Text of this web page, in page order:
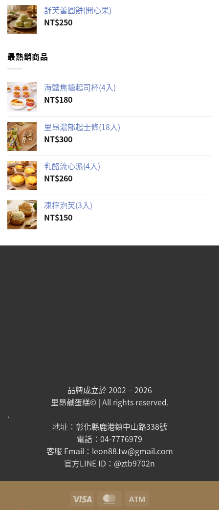
舒芙蕾圓餅(開心果)
NT$250
最熱銷商品
海鹽焦糖起司杯(4入)
NT$180
里昂濃郁起士條(18入)
NT$300
乳酪流心派(4入)
NT$260
凍檸泡芙(3入)
NT$150
品牌成立於 2002 – 2026
里昂鹹蛋糕© | All rights reserved.
.
地址：彰化縣鹿港鎮中山路338號
電話：04-7776979
客服 Email：leon88.tw@gmail.com
官方LINE ID：@ztb9702n
Visa MasterCard